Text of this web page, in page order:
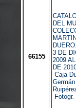
66155
DEL
3 DE
2009
DE
Caja
Fotogr.